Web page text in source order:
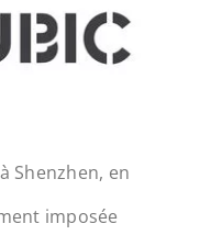
Shenzhen, en
imposée